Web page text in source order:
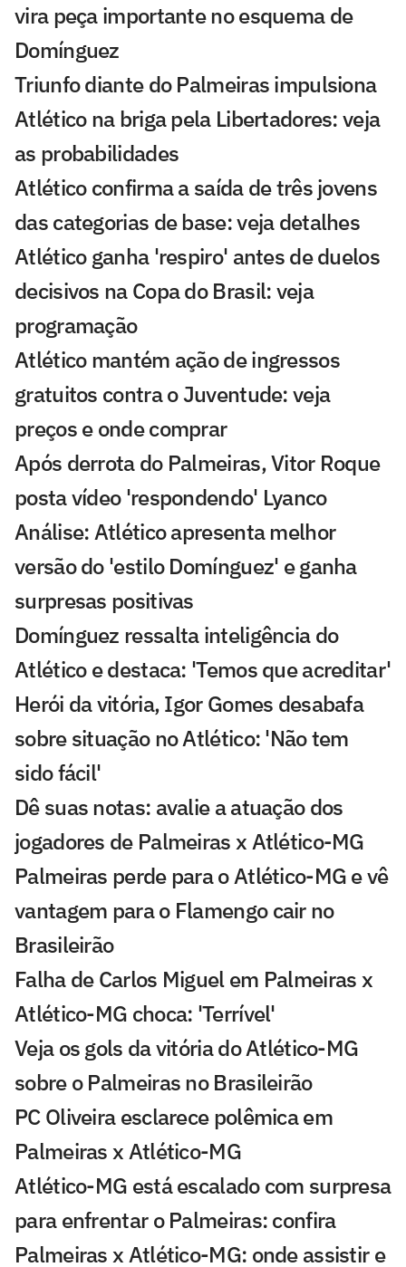
vira peça importante no esquema de
Domínguez
Triunfo diante do Palmeiras impulsiona
Atlético na briga pela Libertadores: veja
as probabilidades
Atlético confirma a saída de três jovens
das categorias de base: veja detalhes
Atlético ganha 'respiro' antes de duelos
decisivos na Copa do Brasil: veja
programação
Atlético mantém ação de ingressos
gratuitos contra o Juventude: veja
preços e onde comprar
Após derrota do Palmeiras, Vitor Roque
posta vídeo 'respondendo' Lyanco
Análise: Atlético apresenta melhor
versão do 'estilo Domínguez' e ganha
surpresas positivas
Domínguez ressalta inteligência do
Atlético e destaca: 'Temos que acreditar'
Herói da vitória, Igor Gomes desabafa
sobre situação no Atlético: 'Não tem
sido fácil'
Dê suas notas: avalie a atuação dos
jogadores de Palmeiras x Atlético-MG
Palmeiras perde para o Atlético-MG e vê
vantagem para o Flamengo cair no
Brasileirão
Falha de Carlos Miguel em Palmeiras x
Atlético-MG choca: 'Terrível'
Veja os gols da vitória do Atlético-MG
sobre o Palmeiras no Brasileirão
PC Oliveira esclarece polêmica em
Palmeiras x Atlético-MG
Atlético-MG está escalado com surpresa
para enfrentar o Palmeiras: confira
Palmeiras x Atlético-MG: onde assistir e